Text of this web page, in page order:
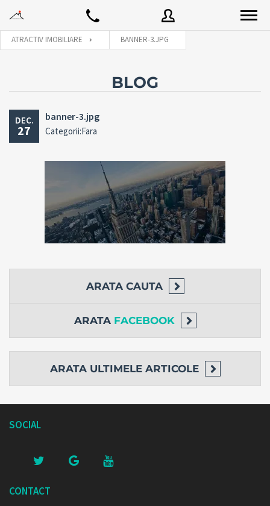
Parola
Ai uitat
parola? LOGARE
ATRACTIV IMOBILIARE BANNER-3.JPG
BLOG
DEC.
27
banner-3.jpg
Categorii:Fara
ARATA CAUTA
ARATA FACEBOOK
ARATA ULTIMELE ARTICOLE
SOCIAL
CONTACT